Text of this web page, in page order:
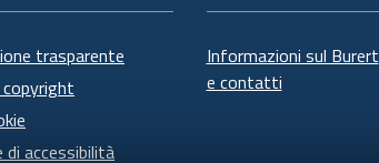
trasparente
di accessibilità
Informazioni sul Burert
e contatti